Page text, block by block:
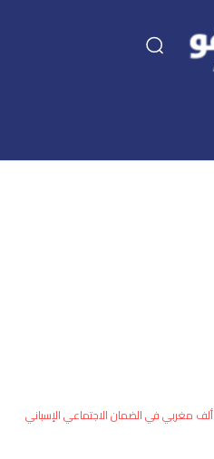
اقتصاد
العالم
تسجيل أزيد من 302 ألف مغربي في الضمان الاجتماعي الإسباني